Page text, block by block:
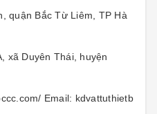
quận Bắc Từ Liêm, TP Hà
xã Duyên Thái, huyện
Email: kdvattuthietb